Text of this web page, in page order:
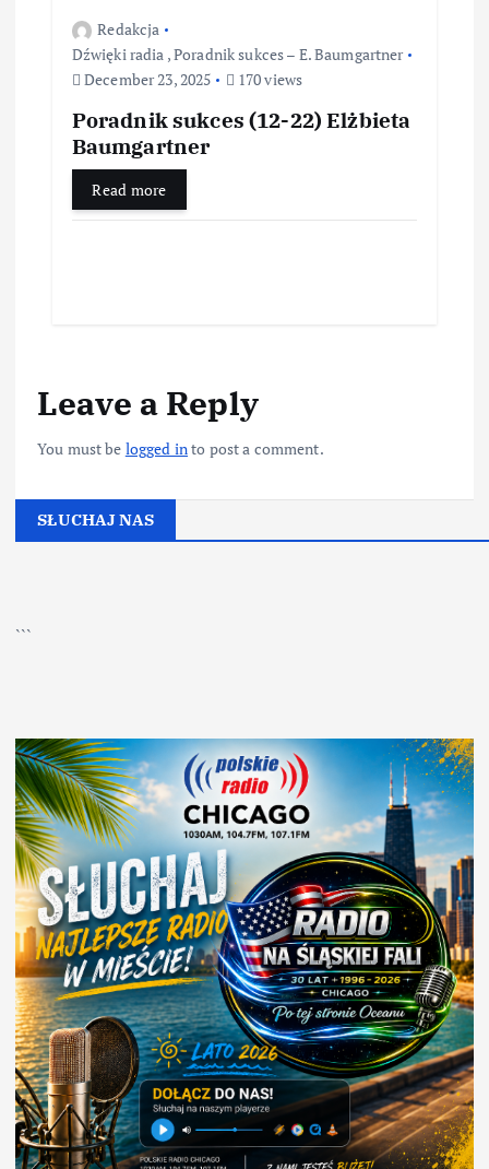
Redakcja
Dźwięki radia ,Poradnik sukces – E. Baumgartner
December 23, 2025
170 views
Poradnik sukces (12-22) Elżbieta
Baumgartner
Read more
Leave a Reply
You must be logged into post a comment.
SŁUCHAJ NAS
```